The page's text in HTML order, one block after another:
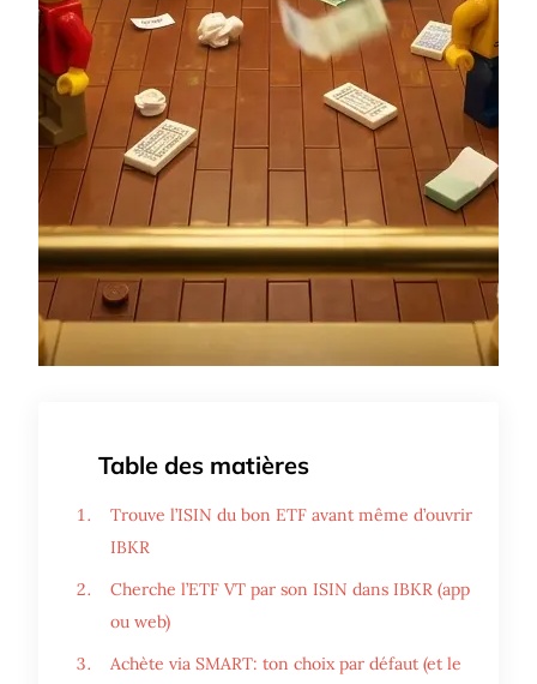
Table des matières
Trouve l’ISIN du bon ETF avant même d’ouvrir
IBKR
Cherche l’ETF VT par son ISIN dans IBKR (app
ou web)
Achète via SMART: ton choix par défaut (et le